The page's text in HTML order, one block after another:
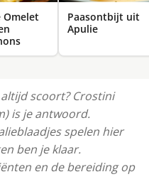
Omelet
Paasontbijt uit
Apulie
scoort? Crostini
is je antwoord.
spelen hier
ben je klaar.
en de bereiding op